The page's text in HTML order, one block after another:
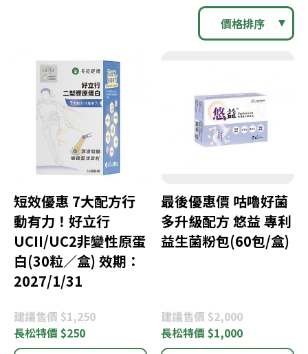
價格排序
短效優惠 7大配方行
動有力！好立行
UCII/UC2非變性原蛋
白(30粒／盒) 效期：
2027/1/31
建議售價 $1,250
長松特價 $250
最後優惠價 咕嚕好菌
多升級配方 悠益 專利
益生菌粉包(60包/盒)
建議售價 $2,000
長松特價 $1,000